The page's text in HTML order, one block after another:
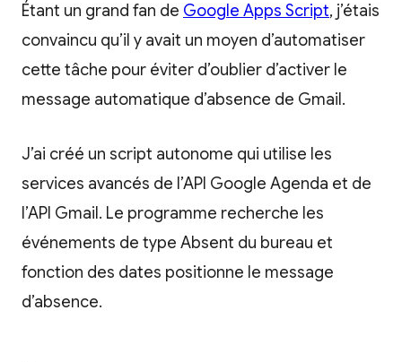
Étant un grand fan de Google Apps Script, j’étais
convaincu qu’il y avait un moyen d’automatiser
cette tâche pour éviter d’oublier d’activer le
message automatique d’absence de Gmail.
J’ai créé un script autonome qui utilise les
services avancés de l’API Google Agenda et de
l’API Gmail. Le programme recherche les
événements de type Absent du bureau et
fonction des dates positionne le message
d’absence.